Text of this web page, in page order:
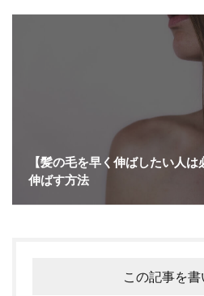
【髪の毛を早く伸ばしたい人
伸ばす方法
この記事を書